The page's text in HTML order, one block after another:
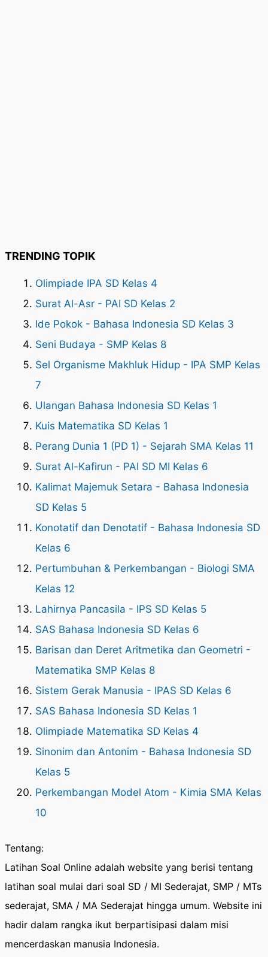
TRENDING TOPIK
Olimpiade IPA SD Kelas 4
Surat Al-Asr - PAI SD Kelas 2
Ide Pokok - Bahasa Indonesia SD Kelas 3
Seni Budaya - SMP Kelas 8
Sel Organisme Makhluk Hidup - IPA SMP Kelas
7
Ulangan Bahasa Indonesia SD Kelas 1
Kuis Matematika SD Kelas 1
Perang Dunia 1 (PD 1) - Sejarah SMA Kelas 11
Surat Al-Kafirun - PAI SD MI Kelas 6
Kalimat Majemuk Setara - Bahasa Indonesia
SD Kelas 5
Konotatif dan Denotatif - Bahasa Indonesia SD
Kelas 6
Pertumbuhan & Perkembangan - Biologi SMA
Kelas 12
Lahirnya Pancasila - IPS SD Kelas 5
SAS Bahasa Indonesia SD Kelas 6
Barisan dan Deret Aritmetika dan Geometri -
Matematika SMP Kelas 8
Sistem Gerak Manusia - IPAS SD Kelas 6
SAS Bahasa Indonesia SD Kelas 1
Olimpiade Matematika SD Kelas 4
Sinonim dan Antonim - Bahasa Indonesia SD
Kelas 5
Perkembangan Model Atom - Kimia SMA Kelas
10
Tentang:
Latihan Soal Online adalah website yang berisi tentang
latihan soal mulai dari soal SD / MI Sederajat, SMP / MTs
sederajat, SMA / MA Sederajat hingga umum. Website ini
hadir dalam rangka ikut berpartisipasi dalam misi
mencerdaskan manusia Indonesia.